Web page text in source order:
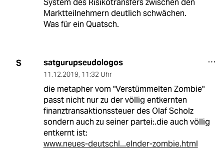
System des Risikotransfers zwischen den
Marktteilnehmern deutlich schwächen.
Was für ein Quatsch.
S satgurupseudologos
11.12.2019, 11:32 Uhr
die metapher vom "Verstümmelten Zombie"
passt nicht nur zu der völlig entkernten
finanztransaktionssteuer des Olaf Scholz
sondern auch zu seiner partei:.die auch völlig
entkernt ist:
www.neues-deutschl...elnder-zombie.html